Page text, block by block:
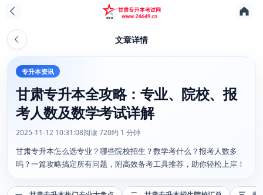
文章详情
专升本资讯
甘肃专升本全攻略：专业、院校、报
考人数及数学考试详解
2025-11-12 10:31:08阅读 720约 1 分钟
甘肃专升本怎么选专业？哪些院校招生？数学考什么？报考人数多
吗？一篇攻略搞定所有问题，附高效备考工具推荐，助你轻松上岸！